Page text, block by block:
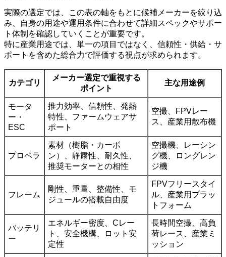
実際の選定では、この表の軸をもとに候補メーカーを絞り込
み、自身の用途や運用条件に合わせて詳細スペックやサポー
ト体制を確認していくことが重要です。
特に産業用途では、単一の項目ではなく、信頼性・供給・サ
ポートを含めた総合力で評価する視点が求められます。
カテゴリ
メーカー選定で重視する
ポイント
主な用途例
モータ
ー・
ESC
推力効率、信頼性、発熱
特性、ファームウェアサ
ポート
空撮、FPVレー
ス、産業用散布機
プロペラ
素材（樹脂・カーボ
ン）、静粛性、耐久性、
推奨モーターとの相性
空撮機、レーシン
グ機、ロングレン
ジ機
フレーム
剛性、重量、整備性、モ
ジュールの搭載自由度
FPVフリースタイ
ル、産業用プラッ
トフォーム
バッテリ
ー
エネルギー密度、Cレー
ト、安全機構、ロット安
定性
長時間空撮、高負
荷レース、産業ミ
ッション